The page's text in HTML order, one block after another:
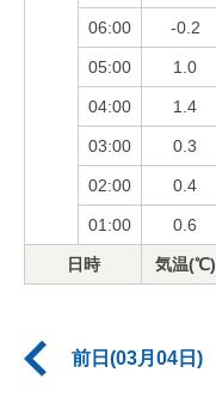
06:00 -0.2
05:00 1.0
04:00 1.4
03:00 0.3
02:00 0.4
01:00 0.6
日時 気温(℃)
前日(03月04日)